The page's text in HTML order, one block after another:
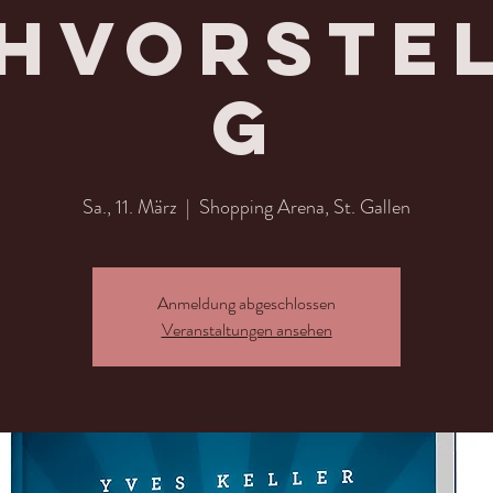
g
Sa., 11. März
  |
Shopping Arena, St. Gallen
Anmeldung abgeschlossen
Veranstaltungen ansehen